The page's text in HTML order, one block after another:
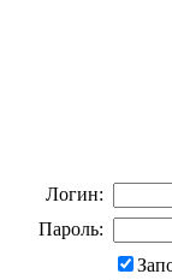
Логин:
Пароль: